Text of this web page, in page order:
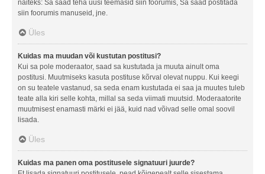
näiteks: Sa saad teha uusi teemasid siin foorumis, Sa saad postitada
siin foorumis manuseid, jne.
Üles
Kuidas ma muudan või kustutan postitusi?
Kui sa pole moderaator, saad sa kustutada ja muuta ainult oma
postitusi. Muutmiseks kasuta postituse kõrval olevat nuppu. Kui keegi
on su teatele vastanud, sa seda enam kustutada ei saa ja muutes tuleb
teate alla kiri selle kohta, millal sa seda viimati muutsid. Moderaatorite
muutmisest enamasti märki ei jää, kuid nad võivad selle omal soovil
lisada.
Üles
Kuidas ma panen oma postitusele signatuuri juurde?